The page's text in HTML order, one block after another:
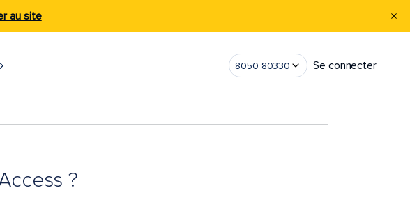
au site
8050 80330 Se connecter
?